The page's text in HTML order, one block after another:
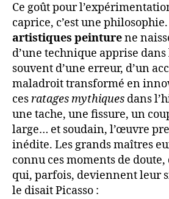
Ce goût pour
caprice, c’est une
artistiques peinturene
d’une technique apprise
souvent d’une erreur, d’un
maladroit transformé en
cesratages mythiques dans
une tache, une fissure, un
large… et soudain, l’œuvre
inédite. Les grands maîtres
connu ces moments de
qui, parfois, deviennent leur
le disait Picasso :